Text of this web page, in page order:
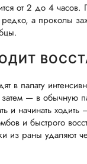
от 2 до 4 часов.
редко, а проколы
в палату
затем — в обычную
и начинать
и быстрого
из раны удаляют